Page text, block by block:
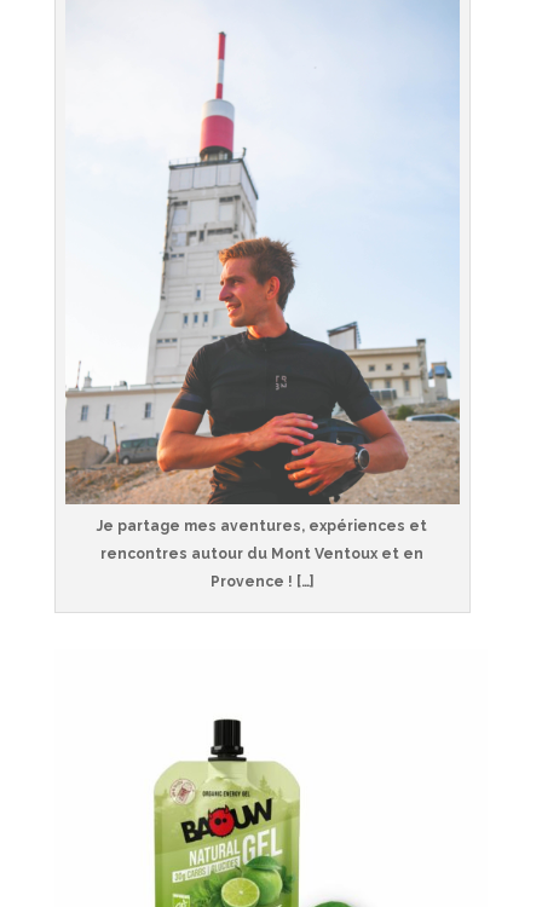
Je partage mes aventures, expériences et
rencontres autour du Mont Ventoux et en
Provence ! […]